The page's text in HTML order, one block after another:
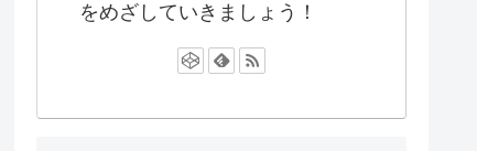
をめざしていきましょう！